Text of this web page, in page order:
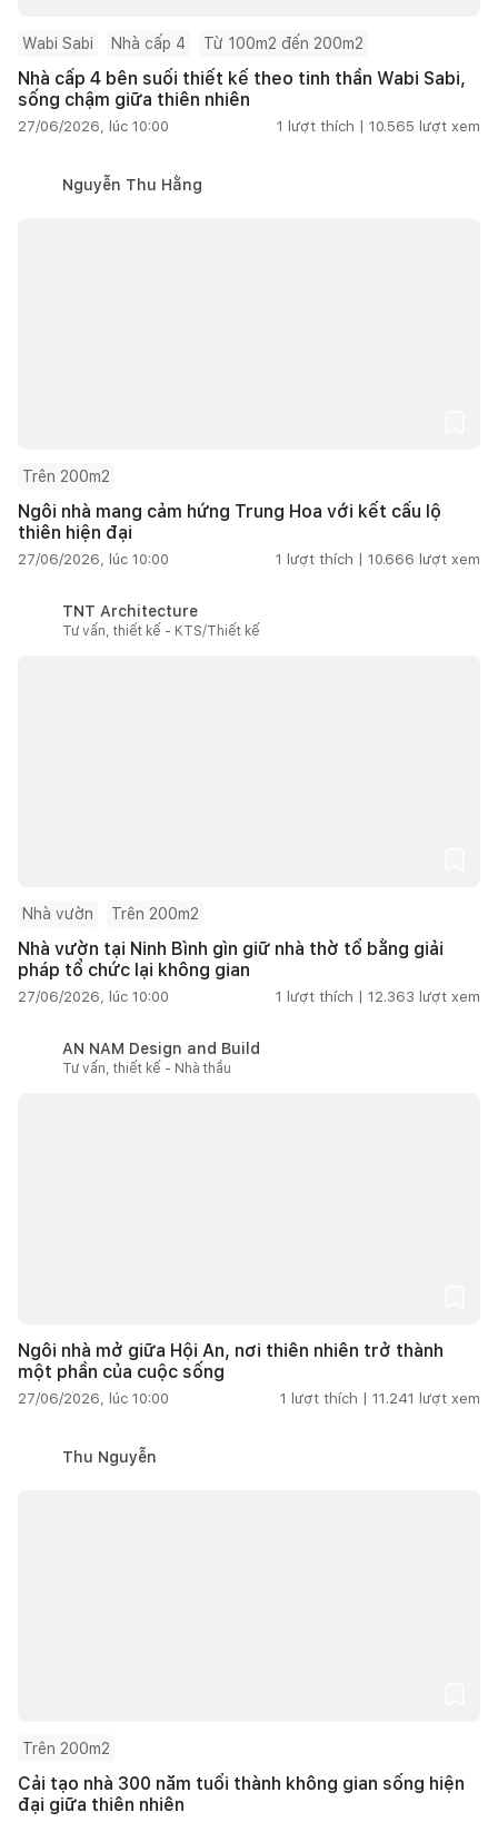
Wabi Sabi Nhà cấp 4 Từ 100m2 đến 200m2
Nhà cấp 4 bên suối thiết kế theo tinh thần Wabi Sabi,
sống chậm giữa thiên nhiên
27/06/2026, lúc 10:00 1 lượt thích | 10.565 lượt xem
Nguyễn Thu Hằng
Trên 200m2
Ngôi nhà mang cảm hứng Trung Hoa với kết cấu lộ
thiên hiện đại
27/06/2026, lúc 10:00 1 lượt thích | 10.666 lượt xem
TNT Architecture
Tư vấn, thiết kế - KTS/Thiết kế
Nhà vườn Trên 200m2
Nhà vườn tại Ninh Bình gìn giữ nhà thờ tổ bằng giải
pháp tổ chức lại không gian
27/06/2026, lúc 10:00 1 lượt thích | 12.363 lượt xem
AN NAM Design and Build
Tư vấn, thiết kế - Nhà thầu
Ngôi nhà mở giữa Hội An, nơi thiên nhiên trở thành
một phần của cuộc sống
27/06/2026, lúc 10:00 1 lượt thích | 11.241 lượt xem
Thu Nguyễn
Trên 200m2
Cải tạo nhà 300 năm tuổi thành không gian sống hiện
đại giữa thiên nhiên